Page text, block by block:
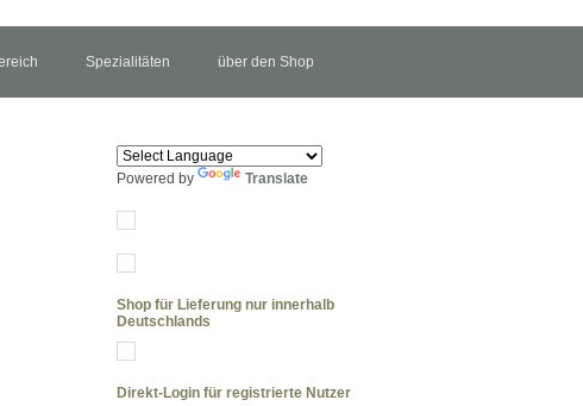
Spezialitäten über den Shop
Powered by Translate
Shop für Lieferung nur innerhalb
Deutschlands
Direkt-Login für registrierte Nutzer